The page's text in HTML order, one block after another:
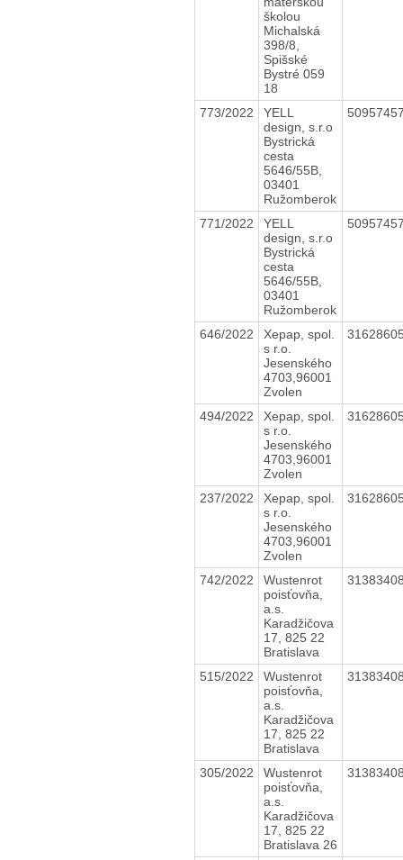
školou
Michalská
398/8,
Spišské
Bystré 059
18
773/2022
YELL
design, s.r.o
Bystrická
cesta
5646/55B,
03401
Ružomberok
771/2022
YELL
design, s.r.o
Bystrická
cesta
5646/55B,
03401
Ružomberok
646/2022
Xepap, spol.
s r.o.
Jesenského
4703,96001
Zvolen
494/2022
Xepap, spol.
s r.o.
Jesenského
4703,96001
Zvolen
237/2022
Xepap, spol.
s r.o.
Jesenského
4703,96001
Zvolen
742/2022
Wustenrot
poisťovňa,
a.s.
Karadžičova
17, 825 22
Bratislava
515/2022
Wustenrot
poisťovňa,
a.s.
Karadžičova
17, 825 22
Bratislava
305/2022
Wustenrot
poisťovňa,
a.s.
Karadžičova
17, 825 22
Bratislava 26